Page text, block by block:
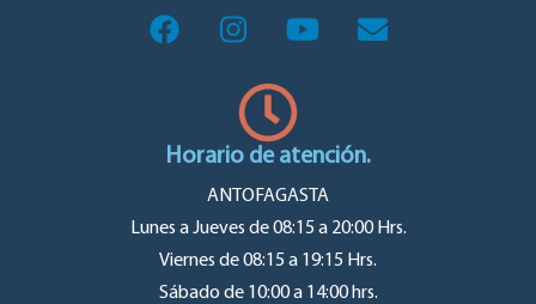
Horario de atención.
ANTOFAGASTA
Lunes a Jueves de 08:15 a 20:00 Hrs.
Viernes de 08:15 a 19:15 Hrs.
Sábado de 10:00 a 14:00 hrs.